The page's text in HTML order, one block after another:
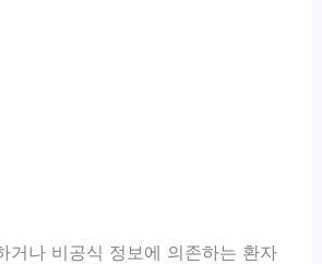
거나 비공식 정보에 의존하는 환자